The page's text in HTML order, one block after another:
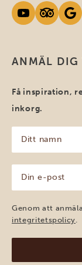
ANMÄL DIG
Få inspiration,
inkorg.
namn
(Obligatoriskt)
post
(Obligatoriskt)
Genom att
integritetspolicy